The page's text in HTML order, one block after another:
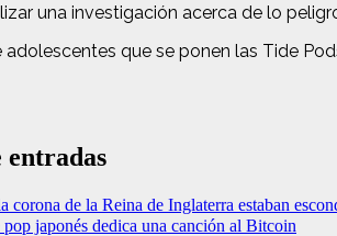
una investigación acerca de lo
que se ponen las Tide
entradas
corona de la Reina de Inglaterra estaban
japonés dedica una canción al Bitcoin